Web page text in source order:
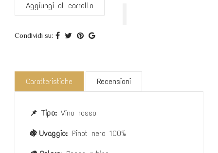
Aggiungi al carrello
Condividi su:
Caratteristiche Recensioni
📌 Tipo: Vino rosso
🍇 Uvaggio: Pinot nero 100%